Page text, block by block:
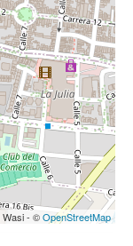
Wasi - ©OpenStreetMap